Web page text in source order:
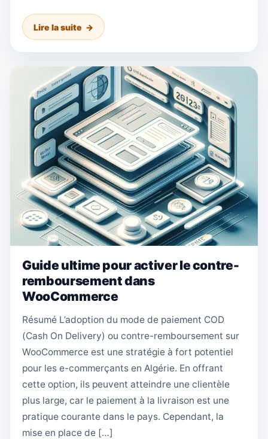
Lire la suite
Guide ultime pour activer le contre-
remboursement dans
WooCommerce
Résumé L’adoption du mode de paiement COD
(Cash On Delivery) ou contre-remboursement sur
WooCommerce est une stratégie à fort potentiel
pour les e-commerçants en Algérie. En offrant
cette option, ils peuvent atteindre une clientèle
plus large, car le paiement à la livraison est une
pratique courante dans le pays. Cependant, la
mise en place de […]